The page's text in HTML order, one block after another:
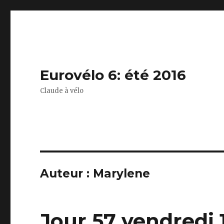
Eurovélo 6: été 2016
Claude à vélo
Auteur : Marylene